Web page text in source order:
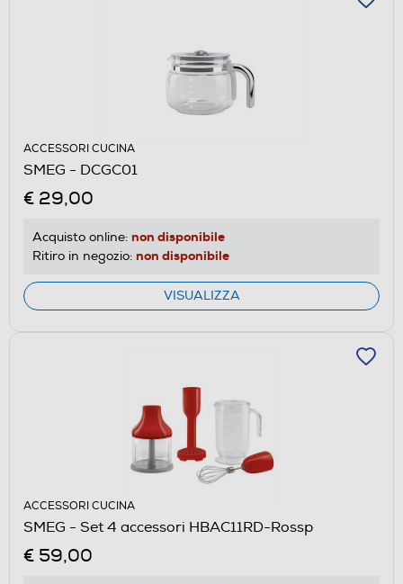
ACCESSORI CUCINA
SMEG - DCGC01
€ 29,00
Acquisto online: non disponibile
Ritiro in negozio: non disponibile
VISUALIZZA
ACCESSORI CUCINA
SMEG - Set 4 accessori HBAC11RD-Rossp
€ 59,00